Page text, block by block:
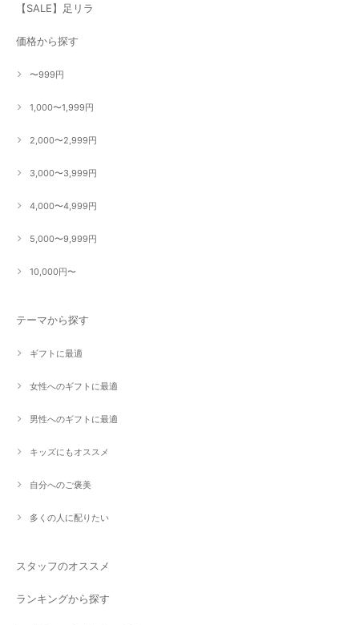
【SALE】足リラ
価格から探す
〜999円
1,000〜1,999円
2,000〜2,999円
3,000〜3,999円
4,000〜4,999円
5,000〜9,999円
10,000円〜
テーマから探す
ギフトに最適
女性へのギフトに最適
男性へのギフトに最適
キッズにもオススメ
自分へのご褒美
多くの人に配りたい
スタッフのオススメ
ランキングから探す